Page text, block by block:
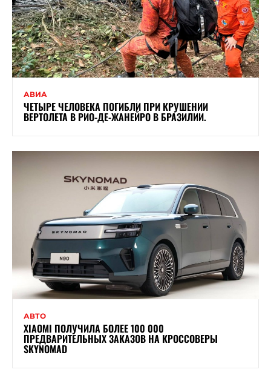
АВИА
ЧЕТЫРЕ ЧЕЛОВЕКА ПОГИБЛИ ПРИ КРУШЕНИИ
ВЕРТОЛЕТА В РИО-ДЕ-ЖАНЕЙРО В БРАЗИЛИИ.
АВТО
XIAOMI ПОЛУЧИЛА БОЛЕЕ 100 000
ПРЕДВАРИТЕЛЬНЫХ ЗАКАЗОВ НА КРОССОВЕРЫ
SKYNOMAD